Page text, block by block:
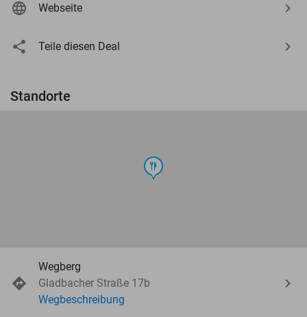
Webseite
Teile diesen Deal
Standorte
food
Wegberg
Gladbacher Straße 17b
Wegbeschreibung